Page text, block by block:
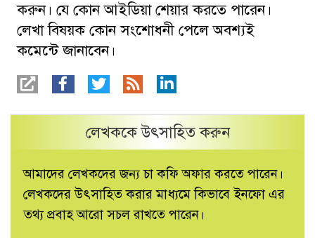
করুন। যে কোন আইডিয়া শেয়ার করতে পারেন।
লেখা বিষয়ক কোন সংশোধনী পেলে অবশ্যই
কমেন্টে জানাবেন।
লেখককে উৎসাহিত করুন
আমাদের লেখকদের জন্য চা কফি অফার করতে পারেন।
লেখকদের উৎসাহিত করার মাধ্যমে কিভাবে ইনফো এর
তথ্য প্রবাহ আরো সচল রাখতে পারেন।